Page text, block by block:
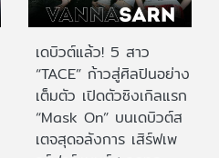
เดบิวต์แล้ว! 5 สาว
“TACE” ก้าวสู่ศิลปินอย่าง
เต็มตัว เปิดตัวซิงเกิลแรก
“Mask On” บนเดบิวต์ส
เตจสุดอลังการ เสิร์ฟเพ